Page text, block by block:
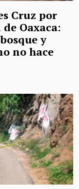
Cruz por
Oaxaca:
y
no hace